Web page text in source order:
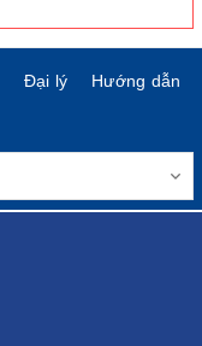
Đại lý
Hướng dẫn